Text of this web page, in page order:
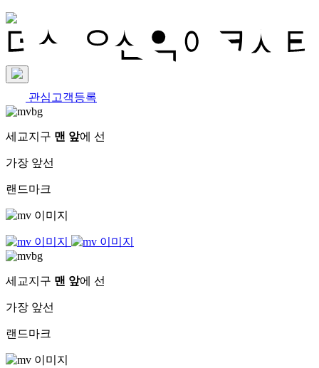
관심고객등록
세교지구 맨 앞에 선
가장 앞선
랜드마크
세교지구 맨 앞에 선
가장 앞선
랜드마크